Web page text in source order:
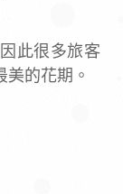
此很多旅客
的花期。